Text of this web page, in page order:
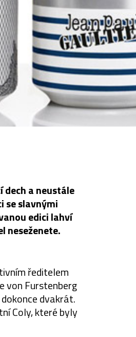
dech a neustále
se slavnými
edici lahví
neseženete.
ředitelem
von Furstenberg
dvakrát.
Coly, které byly